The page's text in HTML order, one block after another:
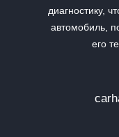
диагностику,
автомобиль,
его